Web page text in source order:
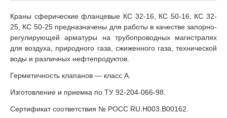
Краны сферические фланцевые КС 32-16, КС 50-16, КС 32-
25, КС 50-25 предназначены для работы в качестве запорно-
регулирующей арматуры на трубопроводных магистралях
для воздуха, природного газа, сжиженного газа, технической
воды и различных нефтепродуктов.
Герметичность клапанов — класс A.
Изготовление и приемка по ТУ 92-204-066-98.
Сертификат соответствия № РОСС RU.H003.B00162.